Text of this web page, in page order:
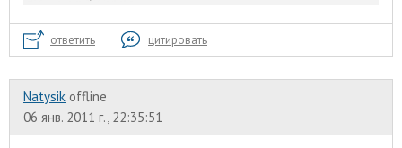
ответить цитировать
Natysik offline
06 янв. 2011 г., 22:35:51